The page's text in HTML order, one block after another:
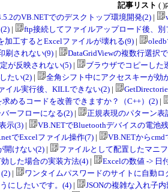
記事リスト ( )
のVB.NETでのデスクトップ環境開発(2)|
| ftp接続してファイルアップロード後、別
加工するとExcelファイルが壊れる(9)|
刷されない(9)| DataGridViewの複数行選択
が反映されない(5)| ブラウザでコピーした
たい(2)| 全角シフト中にアクセスキーが効
イル実行後、KILLできない(2)|
めるコードを改善できますか？（C++）(2)|
ーフローになる(2)| 正規表現のパターン表
示(3)| VB.NETでBluetoothデバイスの電池
でExcelファイル操作(7)| VB.NETから
開けない(2)| ファイルとして配置したマニ
した場合の実装方法(4)| Excelの数値 -> 日
| ワンタイムパスワードのサイトに自動
にしたいです。(4)| JSONの複雑な入れ子